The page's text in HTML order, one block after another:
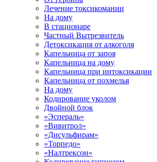
Лечение токсикомании
На дому
В стационаре
Частный Вытрезвитель
Детоксикация от алкоголя
Капельница от запоя
Капельница на дому
Капельница при интоксикации
Капельница от похмелья
На дому
Кодирование уколом
Двойной блок
«Эспераль»
«Вивитрол»
«Дисульфирам»
«Торпедо»
«Налтрексон»